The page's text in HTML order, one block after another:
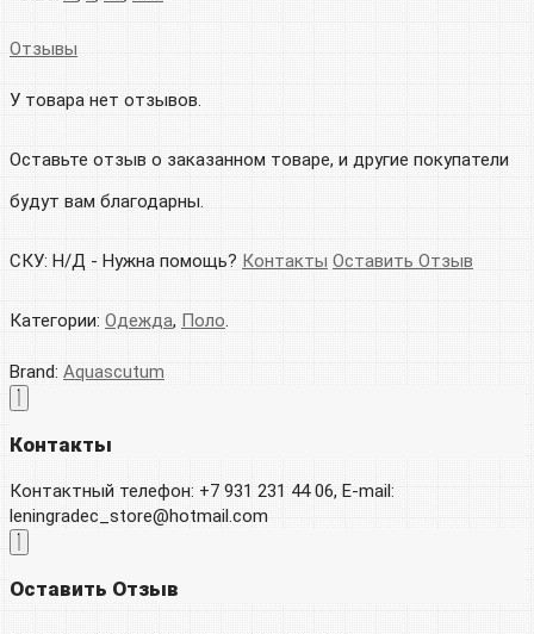
Отзывы
У товара нет отзывов.
Оставьте отзыв о заказанном товаре, и другие покупатели
будут вам благодарны.
СКУ: Н/Д - Нужна помощь? Контакты Оставить Отзыв
Категории: Одежда, Поло.
Brand: Aquascutum
Контакты
Контактный телефон: +7 931 231 44 06, E-mail:
leningradec_store@hotmail.com
Оставить Отзыв